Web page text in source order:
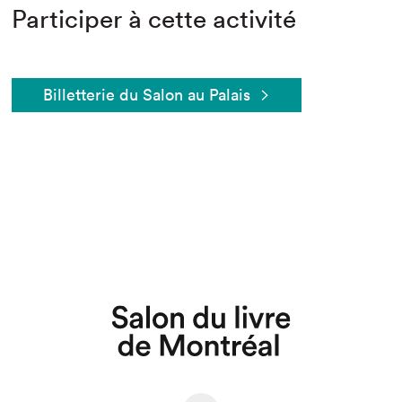
Participer à cette activité
Billetterie du Salon au Palais